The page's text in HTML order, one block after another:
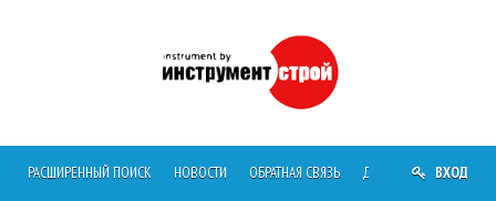
РАСШИРЕННЫЙ ПОИСК НОВОСТИ ОБРАТНАЯ СВЯЗЬ ДОСТАВКА О
ВХОД